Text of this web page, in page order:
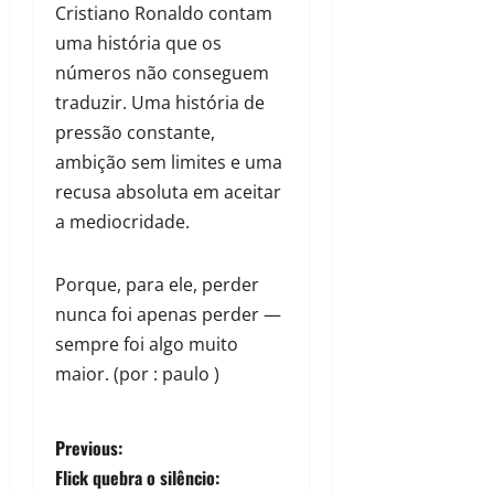
Cristiano Ronaldo contam
uma história que os
números não conseguem
traduzir. Uma história de
pressão constante,
ambição sem limites e uma
recusa absoluta em aceitar
a mediocridade.
Porque, para ele, perder
nunca foi apenas perder —
sempre foi algo muito
maior. (por : paulo )
Previous:
Flick quebra o silêncio: